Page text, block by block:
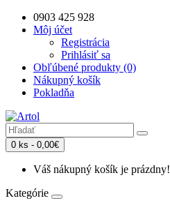
0903 425 928
Môj účet
Registrácia
Prihlásiť sa
Obľúbené produkty (0)
Nákupný košík
Pokladňa
0 ks - 0,00€
Váš nákupný košík je prázdny!
Kategórie